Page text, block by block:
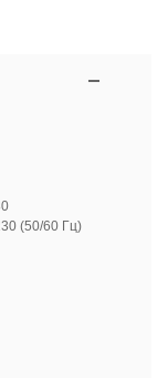
(50/60 Гц)